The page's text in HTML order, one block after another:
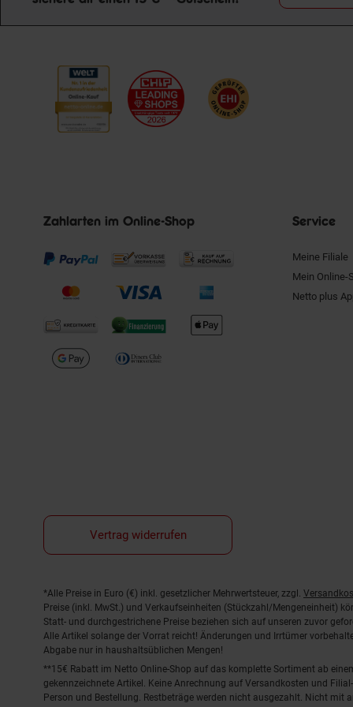
Zahlarten im Online-Shop Service
Meine Filiale
Mein Online-
Netto plus
Vertrag widerrufen
Fußnoten
*Alle Preise in Euro (€) inkl. gesetzlicher Mehrwertsteuer, zzgl.
Preise (inkl. MwSt.) und Verkaufseinheiten (Stückzahl/Mengeneinheit)
Statt- und durchgestrichene Preise beziehen sich auf unseren zuvor
Alle Artikel solange der Vorrat reicht! Änderungen und Irrtümer
Abgabe nur in haushaltsüblichen Mengen!
**15€ Rabatt im Netto Online-Shop auf das komplette Sortiment ab
gekennzeichnete Artikel. Keine Anrechnung auf Versandkosten und
Person und Bestellung. Restbeträge werden nicht ausgezahlt. Nicht mit